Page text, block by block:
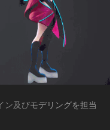
ン及びモデリングを担当